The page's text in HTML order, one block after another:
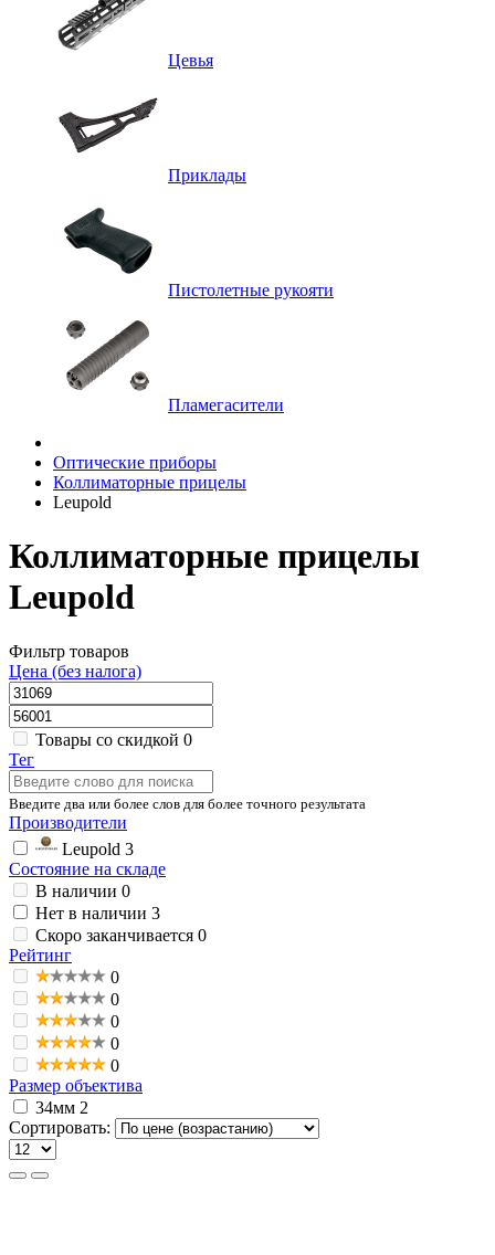
Цевья
Приклады
Пистолетные рукояти
Пламегасители
Оптические приборы
Коллиматорные прицелы
Leupold
Коллиматорные прицелы
Leupold
Фильтр товаров
Цена (без налога)
Товары со скидкой 0
Тег
Введите два или более слов для более точного результата
Производители
Leupold 3
Состояние на складе
В наличии 0
Нет в наличии 3
Скоро заканчивается 0
Рейтинг
0
0
0
0
0
Размер объектива
34мм 2
Сортировать: